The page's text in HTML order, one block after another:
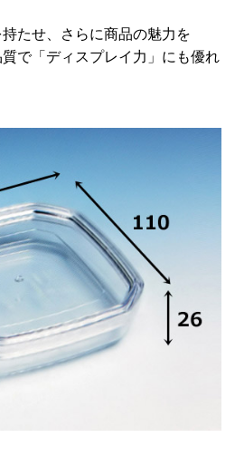
たせ、さらに商品の魅力を
で「ディスプレイ力」にも優れ